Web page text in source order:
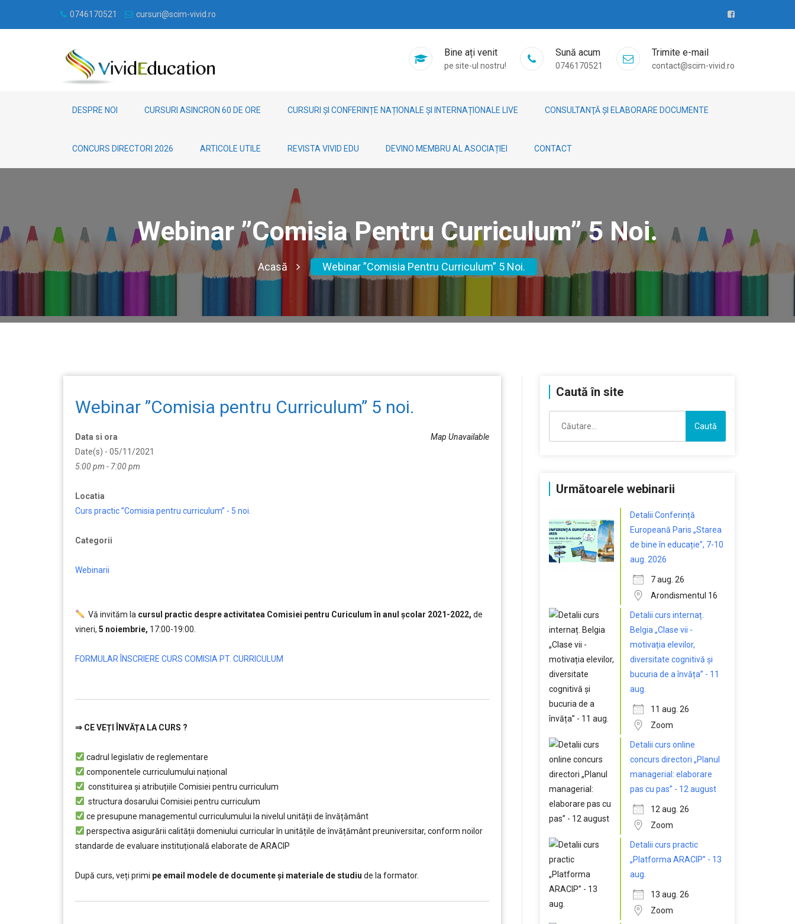
0746170521 cursuri@scim-vivid.ro
Bine ați venit
pe site-ul nostru!
Sună acum
0746170521
Trimite e-mail
contact@scim-vivid.ro
DESPRE NOI CURSURI ASINCRON 60 DE ORE CURSURI ȘI CONFERINȚE NAȚIONALE ȘI INTERNAȚIONALE LIVE CONSULTANŢĂ ȘI ELABORARE DOCUMENTE
CONCURS DIRECTORI 2026 ARTICOLE UTILE REVISTA VIVID EDU DEVINO MEMBRU AL ASOCIAȚIEI CONTACT
Webinar ”Comisia Pentru Curriculum” 5 Noi.
Acasă Webinar ”Comisia Pentru Curriculum” 5 Noi.
Webinar ”Comisia pentru Curriculum” 5 noi.
Map Unavailable
Data si ora
Date(s) - 05/11/2021
5:00 pm - 7:00 pm
Locatia
Curs practic ”Comisia pentru curriculum” - 5 noi.
Categorii
Webinarii
Vă invităm la cursul practic despre activitatea Comisiei pentru Curiculum în anul școlar 2021-2022, de
vineri, 5 noiembrie, 17:00-19:00.
FORMULAR ÎNSCRIERE CURS COMISIA PT. CURRICULUM
⇒ CE VEȚI ÎNVĂȚA LA CURS ?
cadrul legislativ de reglementare
componentele curriculumului național
constituirea și atribuțiile Comisiei pentru curriculum
structura dosarului Comisiei pentru curriculum
ce presupune managementul curriculumului la nivelul unității de învățământ
perspectiva asigurării calității domeniului curricular în unitățile de învățământ preuniversitar, conform noilor
standarde de evaluare instituțională elaborate de ARACIP
După curs, veți primi pe email modele de documente și materiale de studiu de la formator.
Caută în site
după:
Următoarele webinarii
Detalii Conferință
Europeană Paris „Starea
de bine în educație”, 7-10
aug. 2026
7 aug. 26
Arondismentul 16
Detalii curs internaț.
Belgia „Clase vii -
motivația elevilor,
diversitate cognitivă și
bucuria de a învăța” - 11
aug.
11 aug. 26
Zoom
Detalii curs online
concurs directori „Planul
managerial: elaborare
pas cu pas” - 12 august
12 aug. 26
Zoom
Detalii curs practic
„Platforma ARACIP” - 13
aug.
13 aug. 26
Zoom